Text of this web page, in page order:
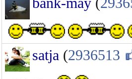
satja (2936513